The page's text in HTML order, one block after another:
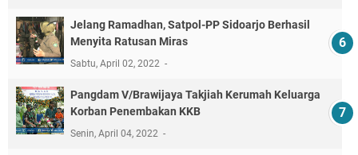
Jelang Ramadhan, Satpol-PP Sidoarjo Berhasil
Menyita Ratusan Miras
Sabtu, April 02, 2022
Pangdam V/Brawijaya Takjiah Kerumah Keluarga
Korban Penembakan KKB
Senin, April 04, 2022